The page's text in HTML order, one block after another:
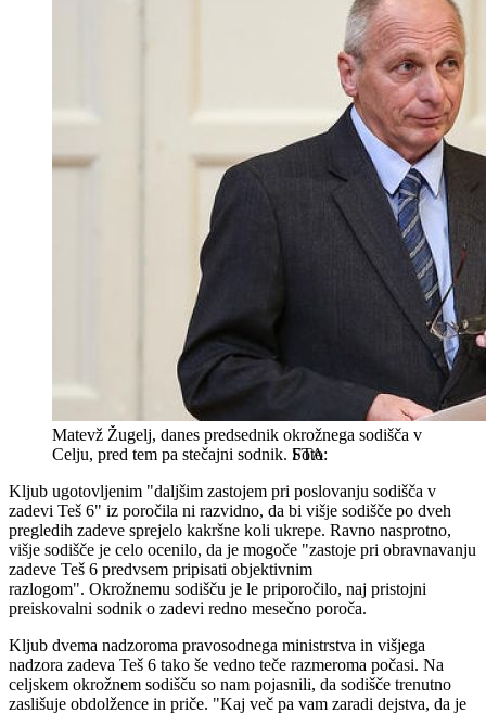
Matevž Žugelj, danes predsednik okrožnega sodišča v
Celju, pred tem pa stečajni sodnik. STA
Kljub ugotovljenim "daljšim zastojem pri poslovanju sodišča v
zadevi Teš 6" iz poročila ni razvidno, da bi višje sodišče po dveh
pregledih zadeve sprejelo kakršne koli ukrepe. Ravno nasprotno,
višje sodišče je celo ocenilo, da je mogoče "zastoje pri obravnavanju
zadeve Teš 6 predvsem pripisati objektivnim
razlogom". Okrožnemu sodišču je le priporočilo, naj pristojni
preiskovalni sodnik o zadevi redno mesečno poroča.
Kljub dvema nadzoroma pravosodnega ministrstva in višjega
nadzora zadeva Teš 6 tako še vedno teče razmeroma počasi. Na
celjskem okrožnem sodišču so nam pojasnili, da sodišče trenutno
zaslišuje obdolžence in priče. "Kaj več pa vam zaradi dejstva, da je